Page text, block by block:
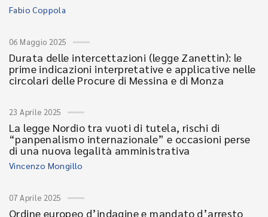
Fabio Coppola
06 Maggio 2025
Durata delle intercettazioni (legge Zanettin): le
prime indicazioni interpretative e applicative nelle
circolari delle Procure di Messina e di Monza
23 Aprile 2025
La legge Nordio tra vuoti di tutela, rischi di
“panpenalismo internazionale” e occasioni perse
di una nuova legalità amministrativa
Vincenzo Mongillo
07 Aprile 2025
Ordine europeo d’indagine e mandato d’arresto